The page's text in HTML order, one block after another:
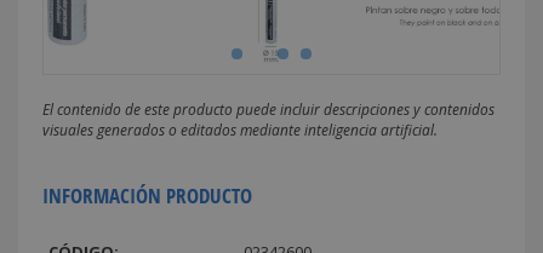
El contenido de este producto puede incluir descripciones y contenidos
visuales generados o editados mediante inteligencia artificial.
INFORMACIÓN PRODUCTO